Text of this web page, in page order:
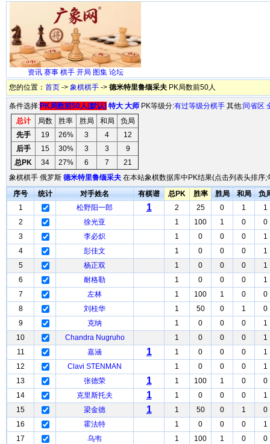
资讯 赛事 棋手 开局 图集 论坛
您的位置： 首页 -> 象棋棋手 -> 德米特里鲁缅采夫 PK局数前50人
条件选择:PK局数前50人(默认) 特大 大师 PK等级分:有过等级分棋手 其他:同省区
总计
局数 胜率 胜局 和局
负局
先手
19 26% 3 4
12
后手
15 30% 3 3
9
总PK
34 27% 6 7
21
象棋棋手 俄罗斯 德米特里鲁缅采夫 在本站象棋数据库中PK结果(点击列表头排序
序号
统计 对手姓名 有棋谱 总PK 胜率 胜局 和局
负
1
松野阳一郎 1 2 25 0 1
1
2
徐光亚 1 100 1 0
0
3
李必炽 1 0 0 0
1
4
彭佳文 1 0 0 0
1
5
杨正双 1 0 0 0
1
6
耐格勒 1 0 0 0
1
7
左林 1 100 1 0
0
8
刘桂华 1 50 0 1
0
9
克纳 1 0 0 0
1
10
Chandra Nugruho 1 0 0 0
1
11
嘉涵 1 1 0 0 0
1
12
Clavi STENMAN 1 0 0 0
1
13
张德荣 1 1 100 1 0
0
14
克里斯托夫 1 1 0 0 0
1
15
梁金德 1 1 50 0 1
0
16
霍法特 1 0 0 0
1
17
乌韦 1 100 1 0
0